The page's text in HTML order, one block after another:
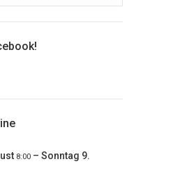
8:00 – Sonntag 9.